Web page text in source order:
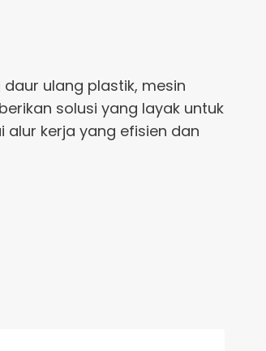
ulang plastik, mesin
solusi yang layak untuk
kerja yang efisien dan